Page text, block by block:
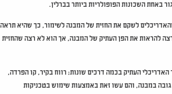
באחת השכונות הפופולריות ביותר בברלין.
לשקם את החזית של המבנה לשימור, כך שהיא תראה
אמנם משרד האדריכלים רצה להראות את הפן העתיק של המבנה, אך הוא לא רצה שהחזית
העתיק בכמה דרכים שונות; רווח בקיר, קו הפרדה,
במבנה, והם עשו זאת באמצעות שימוש בטכניקות